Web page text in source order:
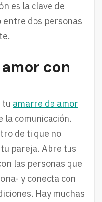
es la clave de
entre dos personas
con
tu amarre de amor
la comunicación.
de ti que no
pareja. Abre tus
las personas que
y conecta con
Hay muchas